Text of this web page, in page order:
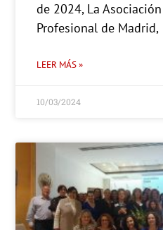
de 2024, La
Profesional de Madrid,
LEER MÁS »
10/03/2024